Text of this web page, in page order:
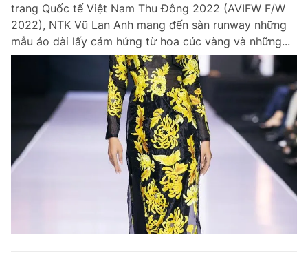
trang Quốc tế Việt Nam Thu Đông 2022 (AVIFW F/W
2022), NTK Vũ Lan Anh mang đến sàn runway những
mẫu áo dài lấy cảm hứng từ hoa cúc vàng và những...